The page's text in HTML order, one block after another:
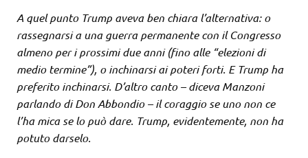
A quel punto Trump aveva ben chiara l’alternativa: o
rassegnarsi a una guerra permanente con il Congresso
almeno per i prossimi due anni (fino alle “elezioni di
medio termine”), o inchinarsi ai poteri forti. E Trump ha
preferito inchinarsi. D’altro canto – diceva Manzoni
parlando di Don Abbondio – il coraggio se uno non ce
l’ha mica se lo può dare. Trump, evidentemente, non ha
potuto darselo.